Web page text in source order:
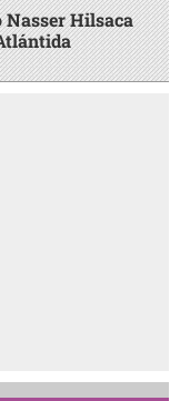
Hilsaca